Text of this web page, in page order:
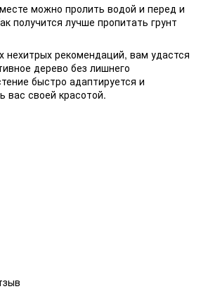
можно пролить водой и перед и
получится лучше пропитать грунт
нехитрых рекомендаций, вам удастся
дерево без лишнего
быстро адаптируется и
вас своей красотой.